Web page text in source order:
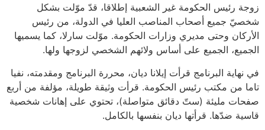
زوجة رئيس الحكومة غير الشعبية إطلاقا، قدّ موّلت بشكل
شخصيّ جميع أصحاب المناصب العليا في الدولة، من رئيس
الأركان وحتى مديري وزارات الحكومة. موّلت سارلا، كما يسميها
الجميع، الجميع على أساس ولائهم الشخصي لزوجها ولها.
في نهاية البرنامج قرأت إيلانا ديان، محررة البرنامج ومقدمته، نفيا
تاما من مكتب رئيس الحكومة. قرأت وثيقة طويلة، مؤلفة من أربع
صفحات مليئة (ستّ دقائق متواصلة)، تحتوي على إهانات شخصية
قاسية ضدّها. قرأتها ديان بنفسها بالكامل.